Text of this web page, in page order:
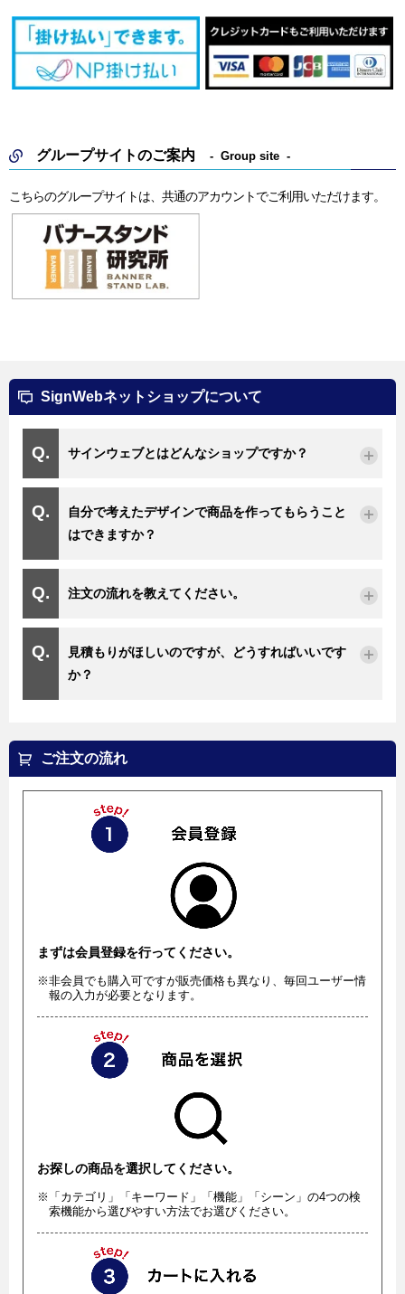
グループサイトのご案内 Group site
こちらのグループサイトは、共通のアカウントでご利用いただけます。
SignWebネットショップについて
サインウェブとはどんなショップですか？
自分で考えたデザインで商品を作ってもらうこと
はできますか？
注文の流れを教えてください。
見積もりがほしいのですが、どうすればいいです
か？
ご注文の流れ
まずは会員登録を行ってください。
※非会員でも購入可ですが販売価格も異なり、毎回ユーザー情
報の入力が必要となります。
お探しの商品を選択してください。
※「カテゴリ」「キーワード」「機能」「シーン」の4つの検
索機能から選びやすい方法でお選びください。